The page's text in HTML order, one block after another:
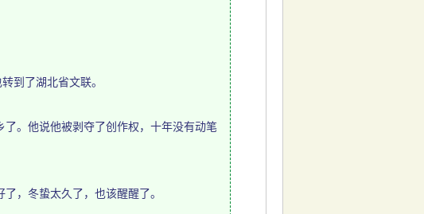
到了湖北省文联。
。他说他被剥夺了创作权，十年没有动笔
，冬蛰太久了，也该醒醒了。